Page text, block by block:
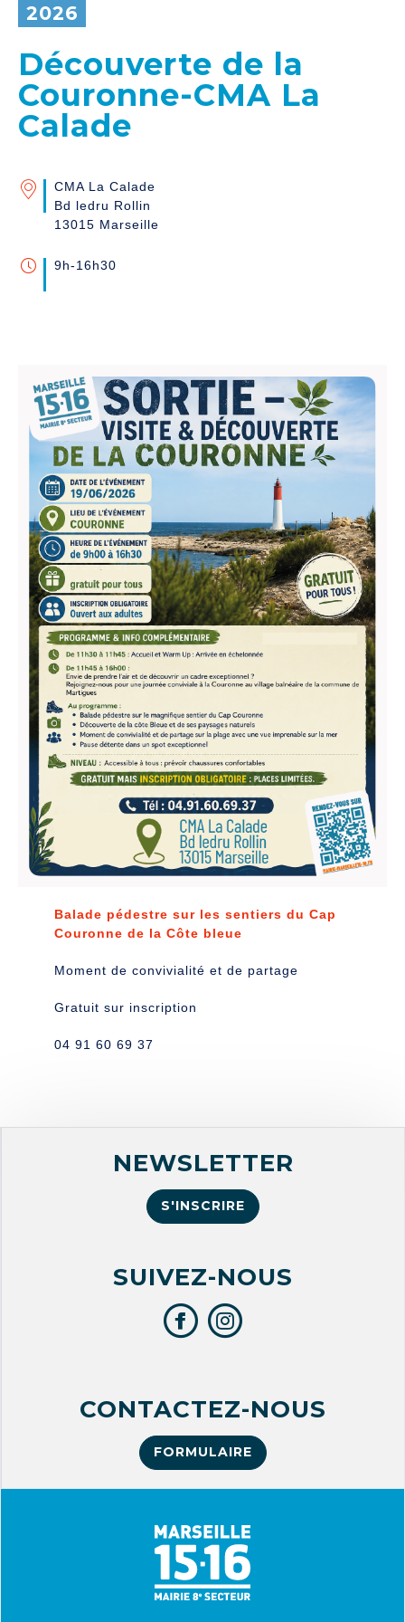
2026
Découverte de la
Couronne-CMA La
Calade
CMA La Calade
Bd ledru Rollin
13015 Marseille
9h-16h30
Balade pédestre sur les sentiers du Cap
Couronne de la Côte bleue
Moment de convivialité et de partage
Gratuit sur inscription
04 91 60 69 37
NEWSLETTER
S'INSCRIRE
SUIVEZ-NOUS
CONTACTEZ-NOUS
FORMULAIRE